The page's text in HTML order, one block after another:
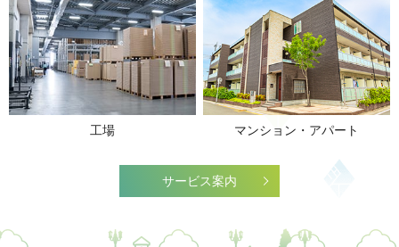
工場 マンション・アパート
サービス案内